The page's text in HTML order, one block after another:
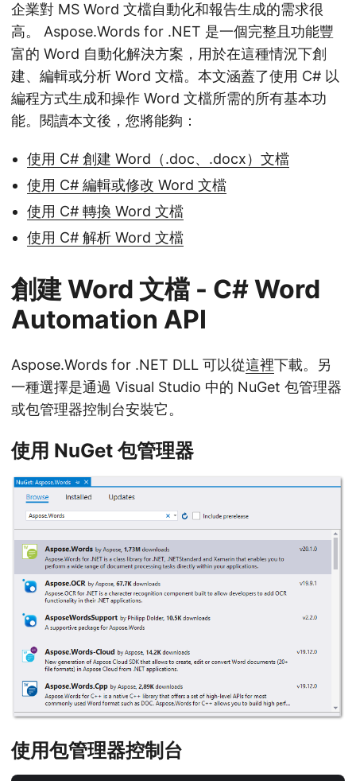
企業對 MS Word 文檔自動化和報告生成的需求很
高。 Aspose.Words for .NET 是一個完整且功能豐
富的 Word 自動化解決方案，用於在這種情況下創
建、編輯或分析 Word 文檔。本文涵蓋了使用 C# 以
編程方式生成和操作 Word 文檔所需的所有基本功
能。閱讀本文後，您將能夠：
使用 C# 創建 Word（.doc、.docx）文檔
使用 C# 編輯或修改 Word 文檔
使用 C# 轉換 Word 文檔
使用 C# 解析 Word 文檔
創建 Word 文檔 - C# Word
Automation API
Aspose.Words for .NET DLL 可以從這裡下載。另
一種選擇是通過 Visual Studio 中的 NuGet 包管理器
或包管理器控制台安裝它。
使用 NuGet 包管理器
使用包管理器控制台